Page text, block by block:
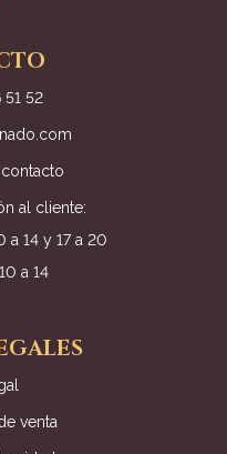
51 52
al cliente:
a 14 y 17 a 20
a 14
venta